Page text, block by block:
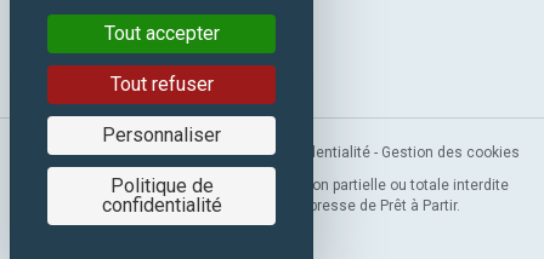
SUIVEZ-NOUS :
Facebook
Instagram
Mentions légales-CGV-Politique de confidentialité - Gestion des cookies
Copyright 2019 © Prêt à Partir. Reproduction partielle ou totale interdite
sans l’autorisation préalable et expresse de Prêt à Partir.
Tout accepter
Tout refuser
Personnaliser
Politique de
confidentialité